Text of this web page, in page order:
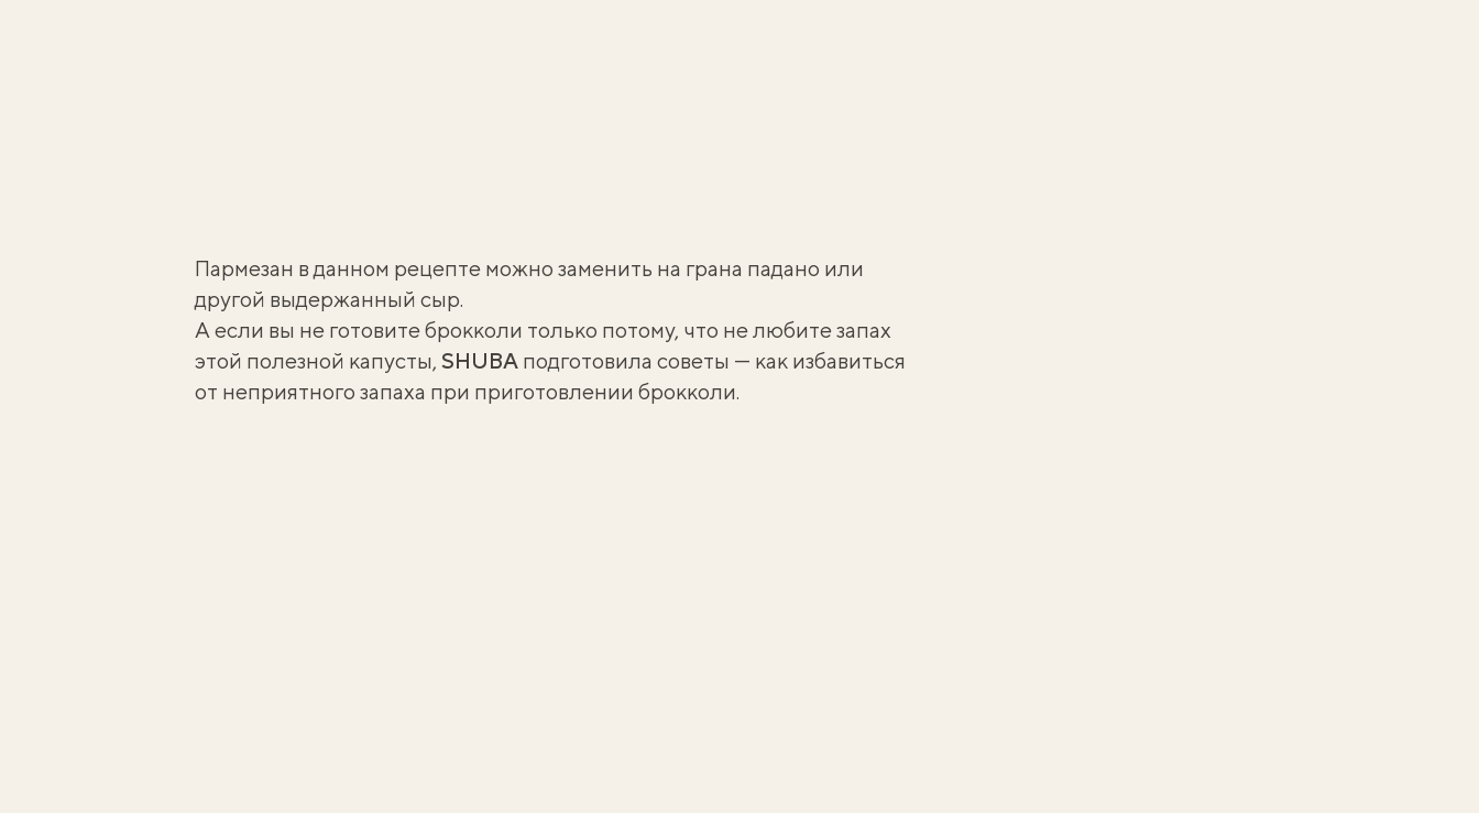
Пармезан в данном рецепте можно заменить на грана падано или
другой выдержанный сыр.
А если вы не готовите брокколи только потому, что не любите запах
этой полезной капусты, SHUBAподготовила советы — как избавиться
от неприятного запаха при приготовлении брокколи.